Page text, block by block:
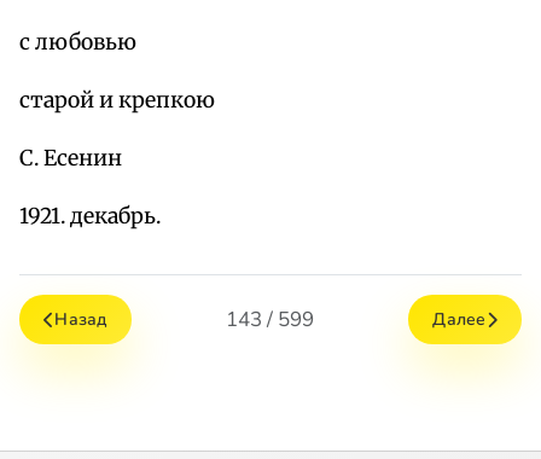
с любовью
старой и крепкою
С. Есенин
1921. декабрь.
Назад 143 / 599 Далее